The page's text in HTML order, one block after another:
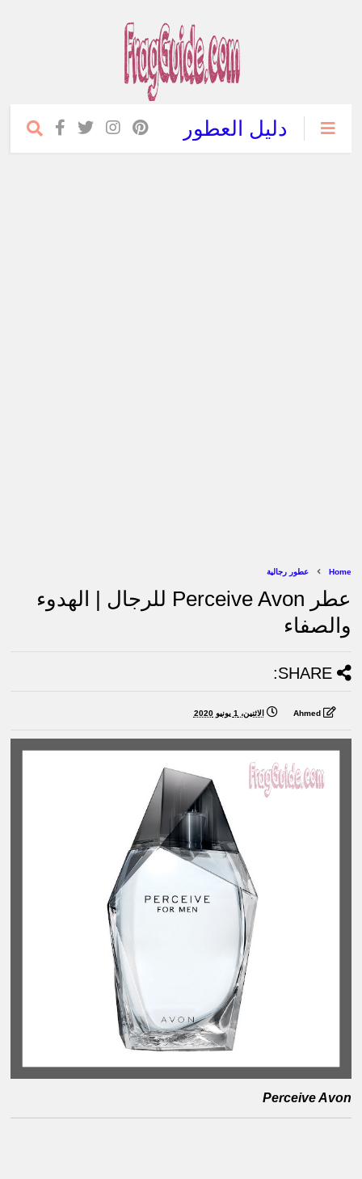
دليل العطور
Home عطور رجالية
عطر Perceive Avon للرجال | الهدوء
والصفاء
SHARE:
Ahmed الاثنين، 1 يونيو 2020
Perceive Avon